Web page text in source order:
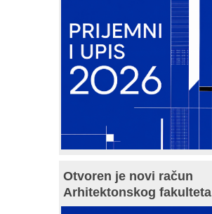
Otvoren je novi račun
Arhitektonskog fakulteta